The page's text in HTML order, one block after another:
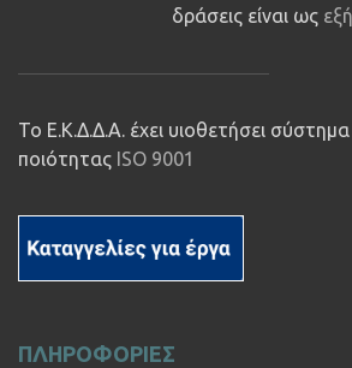
δράσεις είναι ως
Το Ε.Κ.Δ.Δ.Α. έχει υιοθετήσει
ποιότητας ISO 9001
ΠΛΗΡΟΦΟΡΙΕΣ